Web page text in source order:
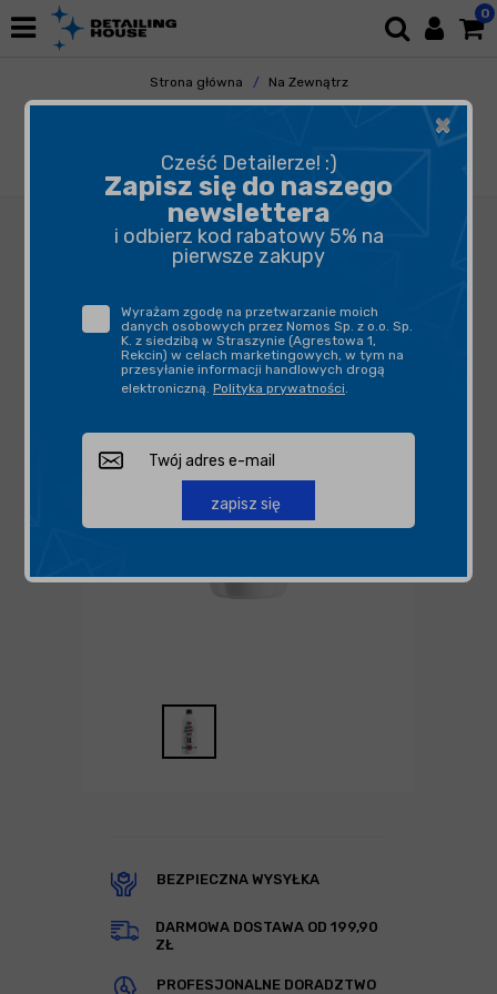
0
Strona główna
Na Zewnątrz
Elementy Gumowe i Plastikowe
Shiny Garage Pure Black Tire Cleaner 1L -
produkt do czyszczenia opon
BEZPIECZNA WYSYŁKA
DARMOWA DOSTAWA OD 199,90
ZŁ
PROFESJONALNE DORADZTWO
×
Cześć Detailerze! :)
Zapisz się do naszego
newslettera
i odbierz kod rabatowy 5% na
pierwsze zakupy
Wyrażam zgodę na przetwarzanie moich
danych osobowych przez Nomos Sp. z o.o. Sp.
K. z siedzibą w Straszynie (Agrestowa 1,
Rekcin) w celach marketingowych, w tym na
przesyłanie informacji handlowych drogą
elektroniczną. Polityka prywatności.
zapisz się